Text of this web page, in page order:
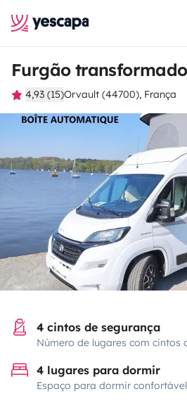
Furgão
4,93 (15)Orvault (44700), França
4 cintos de segurança
Número de lugares com cintos
4 lugares para dormir
Espaço para dormir